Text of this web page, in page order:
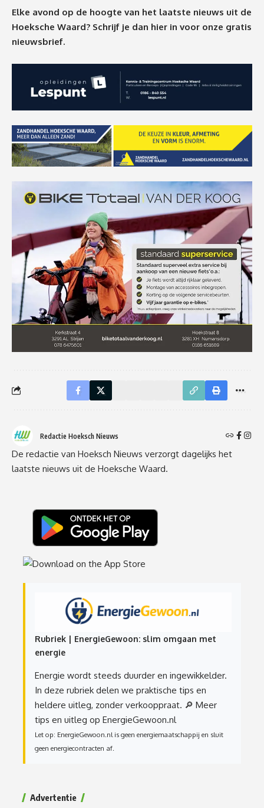
Elke avond op de hoogte van het laatste nieuws uit de
Hoeksche Waard? Schrijf je dan hier in voor onze gratis
nieuwsbrief.
Redactie Hoeksch Nieuws
De redactie van Hoeksch Nieuws verzorgt dagelijks het
laatste nieuws uit de Hoeksche Waard.
Rubriek | EnergieGewoon: slim omgaan met
energie
Energie wordt steeds duurder en ingewikkelder.
In deze rubriek delen we praktische tips en
heldere uitleg, zonder verkooppraat. 🔎 Meer
tips en uitleg op EnergieGewoon.nl
Let op: EnergieGewoon.nl is geen energiemaatschappij en sluit
geen energiecontracten af.
Advertentie